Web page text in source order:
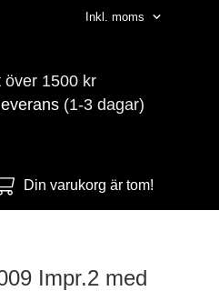
över 1500 kr
(1-3 dagar)
Din varukorg är tom!
Impr.2 med